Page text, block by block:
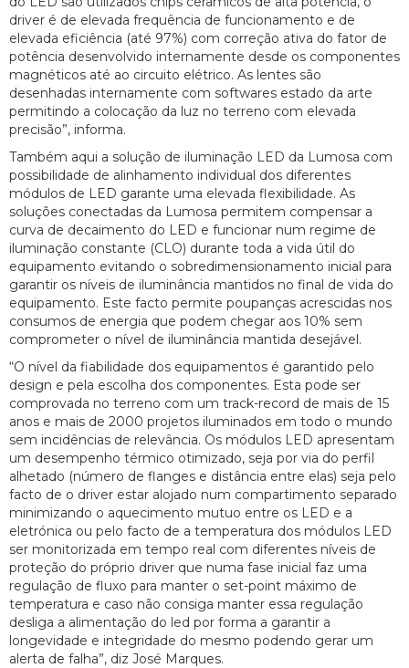
driver é de elevada frequência de funcionamento e de
elevada eficiência (até 97%) com correção ativa do fator de
potência desenvolvido internamente desde os componentes
magnéticos até ao circuito elétrico. As lentes são
desenhadas internamente com softwares estado da arte
permitindo a colocação da luz no terreno com elevada
precisão”, informa.
Também aqui a solução de iluminação LED da Lumosa com
possibilidade de alinhamento individual dos diferentes
módulos de LED garante uma elevada flexibilidade. As
soluções conectadas da Lumosa permitem compensar a
curva de decaimento do LED e funcionar num regime de
iluminação constante (CLO) durante toda a vida útil do
equipamento evitando o sobredimensionamento inicial para
garantir os níveis de iluminância mantidos no final de vida do
equipamento. Este facto permite poupanças acrescidas nos
consumos de energia que podem chegar aos 10% sem
comprometer o nível de iluminância mantida desejável.
“O nível da fiabilidade dos equipamentos é garantido pelo
design e pela escolha dos componentes. Esta pode ser
comprovada no terreno com um track-record de mais de 15
anos e mais de 2000 projetos iluminados em todo o mundo
sem incidências de relevância. Os módulos LED apresentam
um desempenho térmico otimizado, seja por via do perfil
alhetado (número de flanges e distância entre elas) seja pelo
facto de o driver estar alojado num compartimento separado
minimizando o aquecimento mutuo entre os LED e a
eletrónica ou pelo facto de a temperatura dos módulos LED
ser monitorizada em tempo real com diferentes níveis de
proteção do próprio driver que numa fase inicial faz uma
regulação de fluxo para manter o set-point máximo de
temperatura e caso não consiga manter essa regulação
desliga a alimentação do led por forma a garantir a
longevidade e integridade do mesmo podendo gerar um
alerta de falha”, diz José Marques.